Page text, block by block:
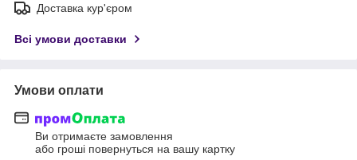
Доставка кур'єром
Всі умови доставки
Умови оплати
Ви отримаєте замовлення
або гроші повернуться на вашу картку